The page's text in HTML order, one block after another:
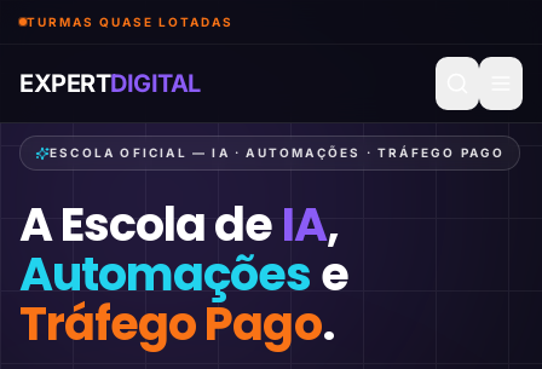
TURMAS QUASE LOTADAS
EXPERTDIGITAL
ESCOLA OFICIAL — IA · AUTOMAÇÕES · TRÁFEGO PAGO
A Escola deIA,
Automaçõese
Tráfego Pago.